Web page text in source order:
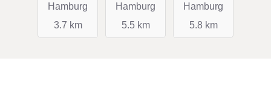
beratung
Hamburg
3.7 km
Hamburg
5.5 km
Hamburg
5.8 km